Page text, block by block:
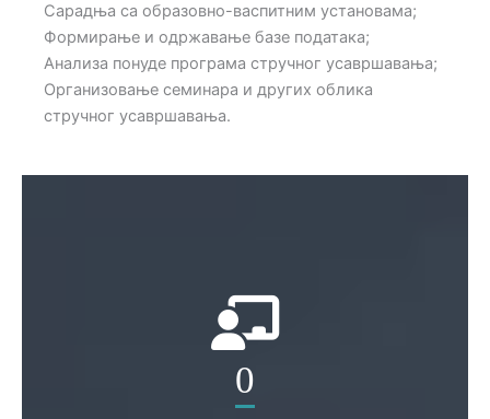
Сарадња са образовно-васпитним установама;
Формирање и одржавање базе података;
Анализа понуде програма стручног усавршавања;
Организовање семинара и других облика
стручног усавршавања.
0